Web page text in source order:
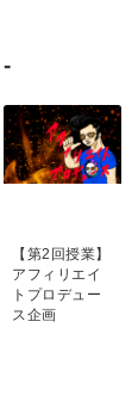
-
【第2回授業】
アフィリエイ
トプロデュー
ス企画